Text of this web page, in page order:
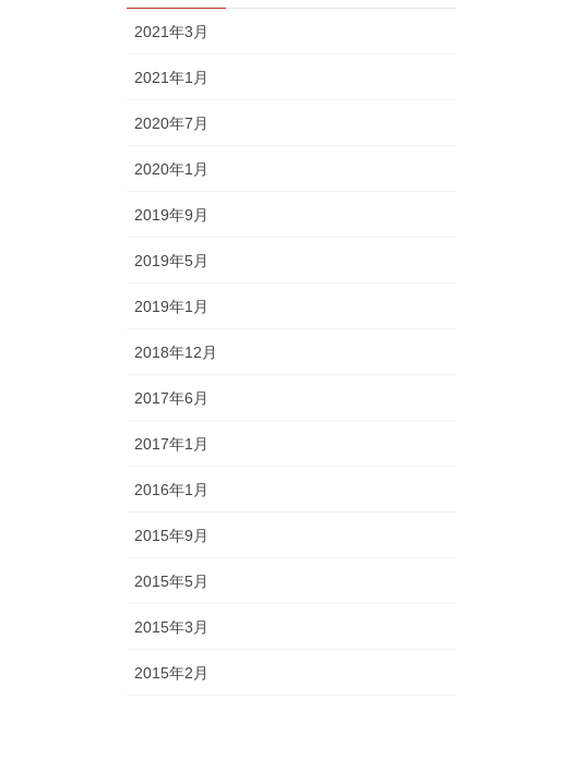
2021年3月
2021年1月
2020年7月
2020年1月
2019年9月
2019年5月
2019年1月
2018年12月
2017年6月
2017年1月
2016年1月
2015年9月
2015年5月
2015年3月
2015年2月